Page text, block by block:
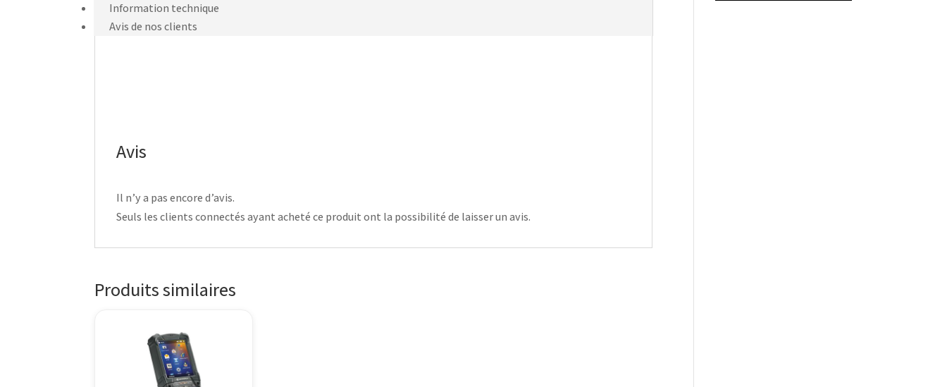
Information technique
Avis de nos clients
Avis
Il n’y a pas encore d’avis.
Seuls les clients connectés ayant acheté ce produit ont la possibilité de laisser un avis.
Produits similaires